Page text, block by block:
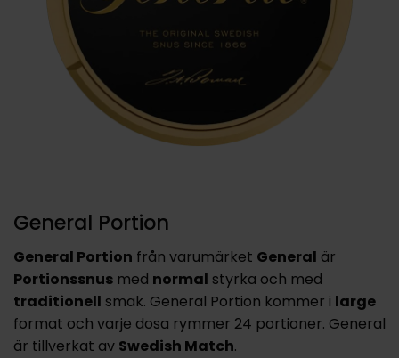
General Portion
General Portion från varumärket General är
Portionssnus med normal styrka och med
traditionell smak. General Portion kommer i large
format och varje dosa rymmer 24 portioner. General
är tillverkat av Swedish Match.